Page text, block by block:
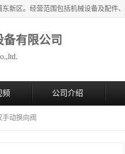
有限公司
频 公司介绍
动换向阀